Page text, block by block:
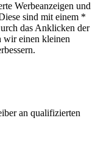
Werbeanzeigen und
sind mit einem *
das Anklicken der
wir einen kleinen
an qualifizierten